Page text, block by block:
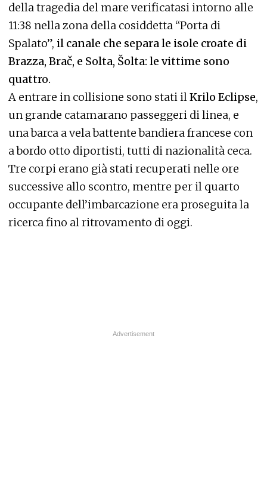
della tragedia del mare verificatasi intorno alle
11:38 nella zona della cosiddetta “Porta di
Spalato”, il canale che separa le isole croate di
Brazza, Brač, e Solta, Šolta: le vittime sono
quattro.
A entrare in collisione sono stati ilKrilo Eclipse,
un grande catamarano passeggeri di linea, e
una barca a vela battente bandiera francese con
a bordo otto diportisti, tutti di nazionalità ceca.
Tre corpi erano già stati recuperati nelle ore
successive allo scontro, mentre per il quarto
occupante dell’imbarcazione era proseguita la
ricerca fino al ritrovamento di oggi.